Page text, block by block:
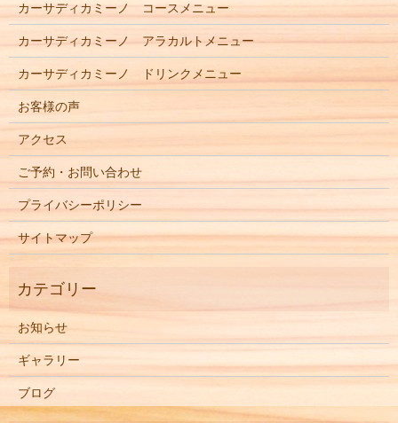
カーサディカミーノ コースメニュー
カーサディカミーノ アラカルトメニュー
カーサディカミーノ ドリンクメニュー
お客様の声
アクセス
ご予約・お問い合わせ
プライバシーポリシー
サイトマップ
お知らせ
ギャラリー
ブログ